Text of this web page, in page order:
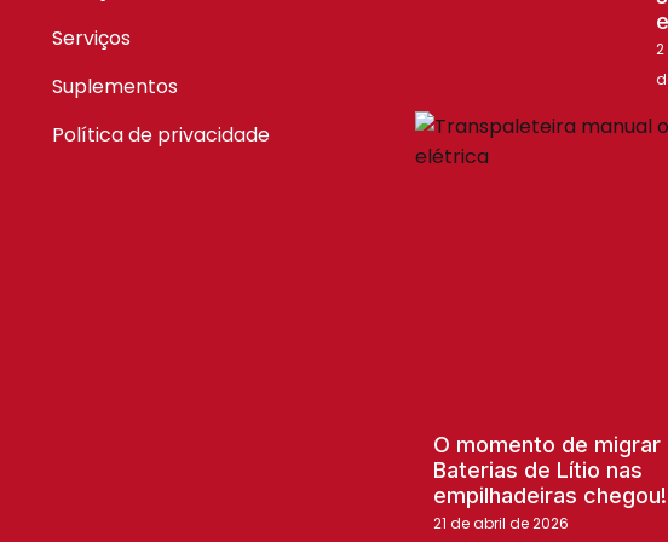
Serviços
Suplementos
Política de privacidade
O momento de migrar
Baterias de Lítio nas
empilhadeiras chegou!
21 de abril de 2026